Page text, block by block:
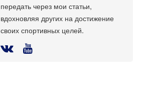
передать через мои статьи,
вдохновляя других на достижение
своих спортивных целей.